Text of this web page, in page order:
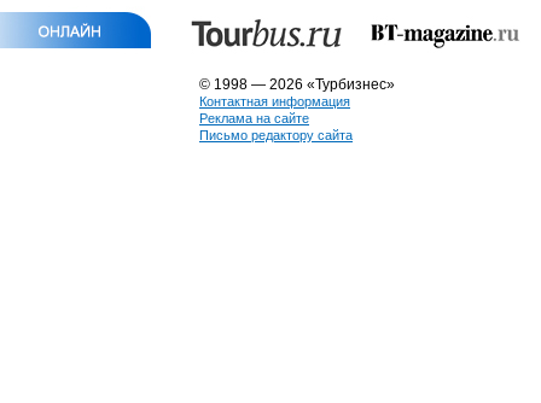
© 1998 — 2026 «Турбизнес»
Контактная информация
Реклама на сайте
Письмо редактору сайта